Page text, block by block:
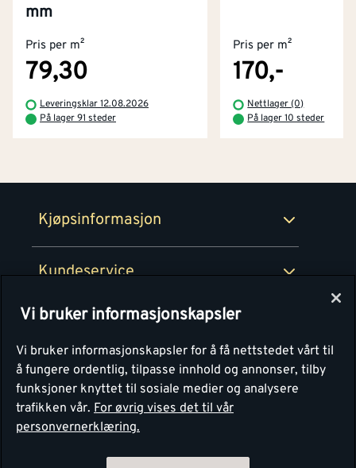
mm
Pris per m²
79,30
Leveringsklar 12.08.2026
På lager 91 steder
Pris per m²
170,-
Nettlager (0)
På lager 10 steder
Kjøpsinformasjon
Kjøpsbetingelser
Retur- og angrerettsskjema
Kundeservice
Kontakt oss
Tjenester
Montér Klubb
Montér
Om Montér
Byggevarehus og åpningstider
Prismatch
Personvern
Vi bruker informasjonskapsler
Vi bruker informasjonskapsler for å få nettstedet vårt til
å fungere ordentlig, tilpasse innhold og annonser, tilby
funksjoner knyttet til sosiale medier og analysere
trafikken vår. For øvrig vises det til vår
personvernerklæring.